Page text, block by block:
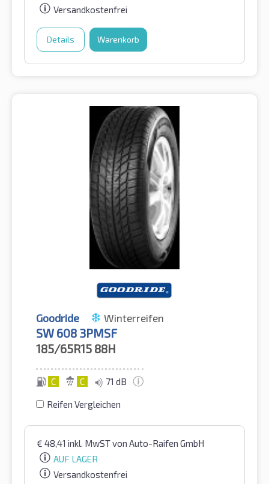
Versandkostenfrei
Details Warenkorb
Goodride Winterreifen
SW 608 3PMSF
185/65R15 88H
C C 71 dB
Reifen Vergleichen
€ 48,41 inkl. MwSTvon Auto-Raifen GmbH
AUF LAGER
Versandkostenfrei